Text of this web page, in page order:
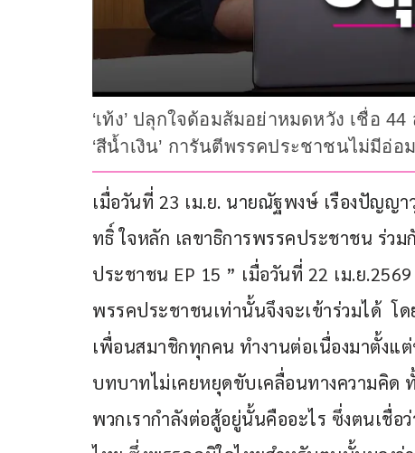
‘เท้ง’ ปลุกใจด้อมส้มอย่าหมดหวัง เชื่อ
‘สีน้ำเงิน’ การันตีพรรคประชาชนไม่มีอ่อ
เมื่อวันที่ 23 เม.ย. นายณัฐพงษ์ เรืองปัญญ
ทธิ์ ใจหลัก เลขาธิการพรรคประชาชน ร่ว
ประชาชน EP 15 ” เมื่อวันที่ 22 เม.ย
พรรคประชาชนเท่านั้นจึงจะเข้าร่วมได้
เพื่อนสมาชิกทุกคน ทำงานต่อเนื่องมาตั้งแ
บทบาทไม่เคยหยุดขับเคลื่อนทางความคิด
พวกเรากำลังต่อสู้อยู่นั้นคืออะไร ซึ่งตนเชื่อ